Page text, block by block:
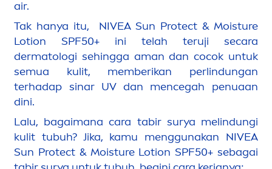
air.
Tak hanya itu, NIVEA Sun Protect & Moisture
Lotion SPF50+ ini telah teruji secara
dermatologi sehingga aman dan cocok untuk
semua kulit, memberikan perlindungan
terhadap sinar UV dan mencegah penuaan
dini.
Lalu, bagaimana cara tabir surya melindungi
kulit tubuh? Jika, kamu menggunakan NIVEA
Sun Protect& Moisture Lotion SPF50+ sebagai